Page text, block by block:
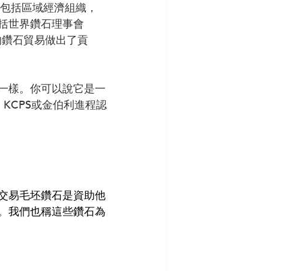
括區域經濟組織，
世界鑽石理事會
石貿易做出了貢
樣。你可以說它是一
或金伯利進程認
易毛坯鑽石是資助他
我們也稱這些鑽石為